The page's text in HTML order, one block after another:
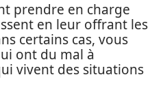
prendre en charge
en leur offrant les
certains cas, vous
ont du mal à
vivent des situations